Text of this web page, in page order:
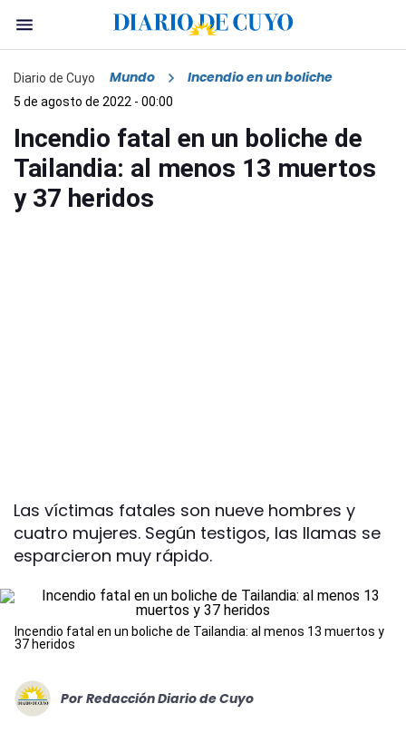
Diario de Cuyo Mundo Incendio en un boliche
5 de agosto de 2022 - 00:00
Incendio fatal en un boliche de
Tailandia: al menos 13 muertos
y 37 heridos
Las víctimas fatales son nueve hombres y
cuatro mujeres. Según testigos, las llamas se
esparcieron muy rápido.
Incendio fatal en un boliche de Tailandia: al menos 13 muertos y
37 heridos
Por Redacción Diario de Cuyo